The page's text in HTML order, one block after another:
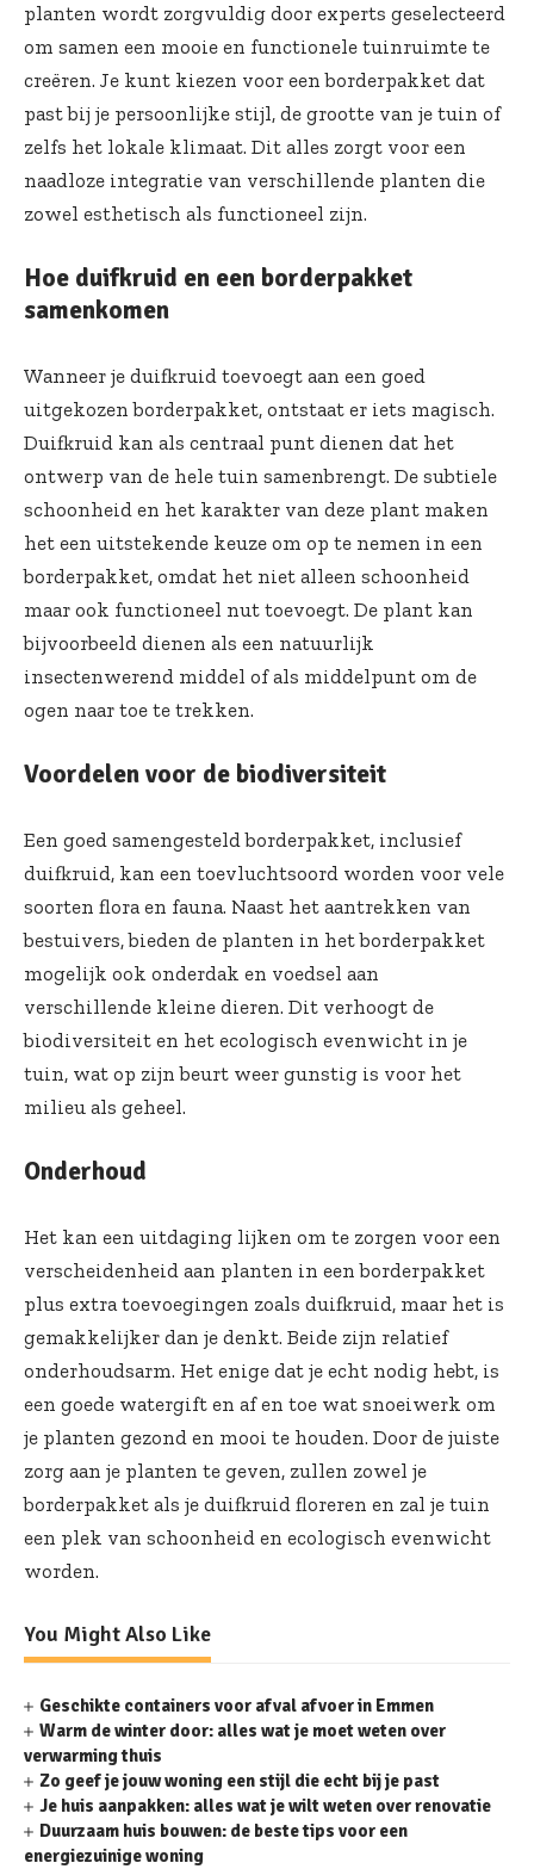
planten wordt zorgvuldig door experts geselecteerd
om samen een mooie en functionele tuinruimte te
creëren. Je kunt kiezen voor een borderpakket dat
past bij je persoonlijke stijl, de grootte van je tuin of
zelfs het lokale klimaat. Dit alles zorgt voor een
naadloze integratie van verschillende planten die
zowel esthetisch als functioneel zijn.
Hoe duifkruid en een borderpakket
samenkomen
Wanneer je duifkruid toevoegt aan een goed
uitgekozen borderpakket, ontstaat er iets magisch.
Duifkruid kan als centraal punt dienen dat het
ontwerp van de hele tuin samenbrengt. De subtiele
schoonheid en het karakter van deze plant maken
het een uitstekende keuze om op te nemen in een
borderpakket, omdat het niet alleen schoonheid
maar ook functioneel nut toevoegt. De plant kan
bijvoorbeeld dienen als een natuurlijk
insectenwerend middel of als middelpunt om de
ogen naar toe te trekken.
Voordelen voor de biodiversiteit
Een goed samengesteldborderpakket, inclusief
duifkruid, kan een toevluchtsoord worden voor vele
soorten flora en fauna. Naast het aantrekken van
bestuivers, bieden de planten in het borderpakket
mogelijk ook onderdak en voedsel aan
verschillende kleine dieren. Dit verhoogt de
biodiversiteit en het ecologisch evenwicht in je
tuin, wat op zijn beurt weer gunstig is voor het
milieu als geheel.
Onderhoud
Het kan een uitdaging lijken om te zorgen voor een
verscheidenheid aan planten in een borderpakket
plus extra toevoegingen zoals duifkruid, maar het is
gemakkelijker dan je denkt. Beide zijn relatief
onderhoudsarm. Het enige dat je echt nodig hebt, is
een goede watergift en af en toe wat snoeiwerk om
je planten gezond en mooi te houden. Door de juiste
zorg aan je planten te geven, zullen zowel je
borderpakket als je duifkruid floreren en zal je tuin
een plek van schoonheid en ecologisch evenwicht
worden.
You Might Also Like
Geschikte containers voor afval afvoer in Emmen
Warm de winter door: alles wat je moet weten over
verwarming thuis
Zo geef je jouw woning een stijl die echt bij je past
Je huis aanpakken: alles wat je wilt weten over renovatie
Duurzaam huis bouwen: de beste tips voor een
energiezuinige woning